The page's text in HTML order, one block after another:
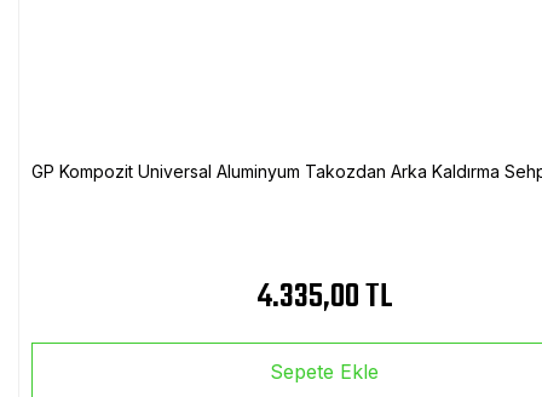
GP Kompozit Universal Aluminyum Takozdan Arka Kaldırma
4.335,00 TL
Sepete Ekle